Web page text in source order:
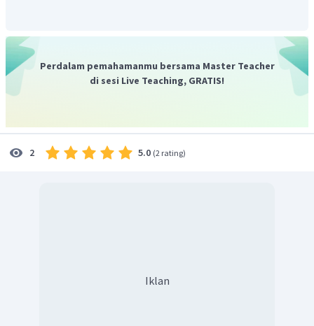
Pada soal diketahui, = 37o,v0= 50 m/s,t= 1 s, makavt= ....?
mencariv x
Perdalam pemahamanmu bersama Master Teacher
di sesi Live Teaching, GRATIS!
2 5.0 (2 rating)
Iklan